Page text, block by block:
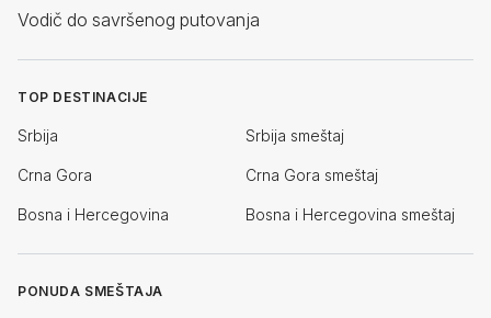
Vodič do savršenog putovanja
TOP DESTINACIJE
Srbija Srbija smeštaj
Crna Gora Crna Gora smeštaj
Bosna i Hercegovina Bosna i Hercegovina smeštaj
PONUDA SMEŠTAJA